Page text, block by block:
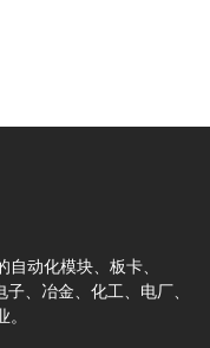
板
动化模块、板卡、
、冶金、化工、电厂、